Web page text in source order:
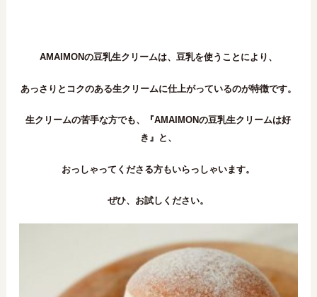
AMAIMONの豆乳生クリームは、豆乳を使うことにより、
あっさりとコクのある生クリームに仕上がっているのが特徴です。
生クリームの苦手な方でも、『AMAIMONの豆乳生クリームは好
き』と、
おっしゃってくださる方もいらっしゃいます。
ぜひ、お試しください。